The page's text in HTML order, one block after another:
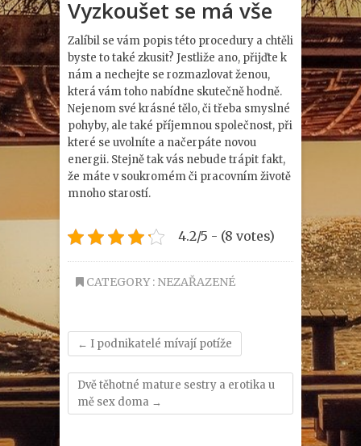
Vyzkoušet se má vše
Zalíbil se vám popis této procedury a chtěli
byste to také zkusit? Jestliže ano, přijďte k
nám a nechejte se rozmazlovat ženou,
která vám toho nabídne skutečně hodně.
Nejenom své krásné tělo, či třeba smyslné
pohyby, ale také příjemnou společnost, při
které se uvolníte a načerpáte novou
energii. Stejně tak vás nebude trápit fakt,
že máte v soukromém či pracovním životě
mnoho starostí.
4.2/5 - (8 votes)
CATEGORY : NEZAŘAZENÉ
← I podnikatelé mívají potíže
Dvě těhotné mature sestry a erotika u
mě sex doma →